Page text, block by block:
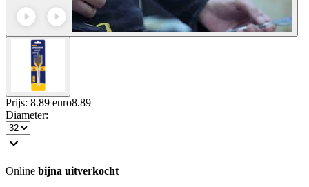
Prijs: 8.89 euro8.89
Diameter:
Online bijna uitverkocht